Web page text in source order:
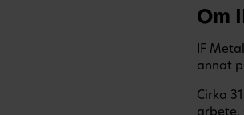
Om
IF
annat
Cirka